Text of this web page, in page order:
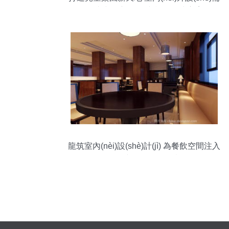
龍筑室內(nèi)設(shè)計(jì) 為餐飲空間注入